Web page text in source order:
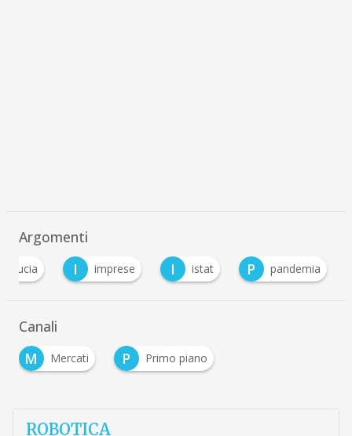
Argomenti
fiducia I imprese I istat P pandemia
Canali
M
Mercati P Primo piano
ROBOTICA